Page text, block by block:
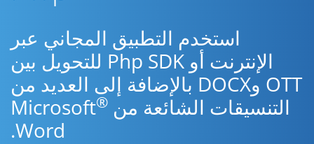
استخدم التطبيق المجاني عبر
الإنترنت أو Php SDK للتحويل بين
OTT وDOCX بالإضافة إلى العديد من
التنسيقات الشائعة من Microsoft ®
Word.